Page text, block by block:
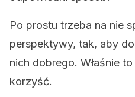
Po prostu trzeba na nie
perspektywy, tak, aby
nich dobrego. Właśnie
korzyść.